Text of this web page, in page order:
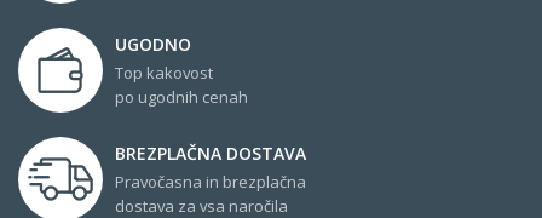
UGODNO
Top kakovost
po ugodnih cenah
BREZPLAČNA DOSTAVA
Pravočasna in brezplačna
dostava za vsa naročila